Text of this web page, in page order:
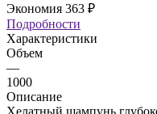
Экономия 363 ₽
Подробности
Характеристики
Объем
—
1000
Описание
Хелатный шампунь